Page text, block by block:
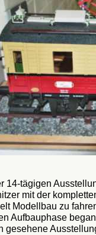
14-tägigen
mit der
Modellbau zu
Aufbauphase
gesehene